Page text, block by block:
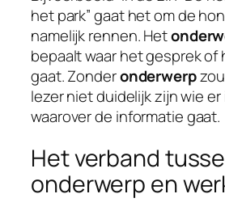
het park” gaat het om de
namelijk rennen. Het
bepaalt waar het gesprek of
gaat. Zonderonderwerp
lezer niet duidelijk zijn wie
waarover de informatie gaat.
Het verband
onderwerp en